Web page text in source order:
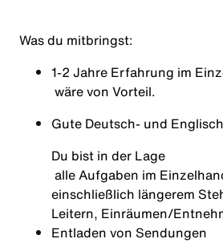
Was du mitbringst:
1-2 Jahre Erfahrung im
wäre von Vorteil.
Gute Deutsch- und
Du bist in der Lage
alle Aufgaben im
einschließlich längerem
Leitern, Einräumen/
Entladen von Sendungen